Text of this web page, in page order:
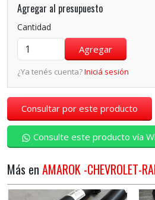
Agregar al presupuesto
Cantidad
¿Ya tenés cuenta?Iniciá sesión
Consultar por este producto
Consulte este producto vía
Más en AMAROK -CHEVROLET-